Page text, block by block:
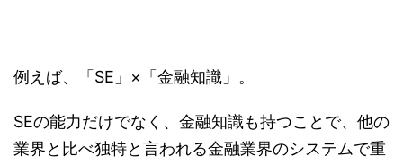
例えば、「SE」×「金融知識」。
SEの能力だけでなく、金融知識も持つことで、他の
業界と比べ独特と言われる金融業界のシステムで重